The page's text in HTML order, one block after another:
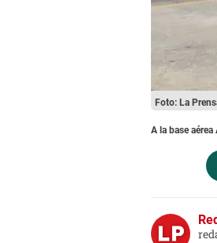
Foto: La
A la base